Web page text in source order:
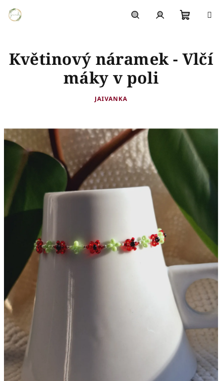
obsah
košík
Květinový náramek - Vlčí
máky v poli
JAIVANKA